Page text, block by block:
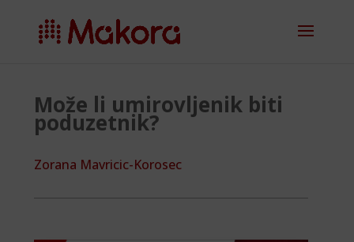
Može li umirovljenik biti
poduzetnik?
Zorana Mavricic-Korosec